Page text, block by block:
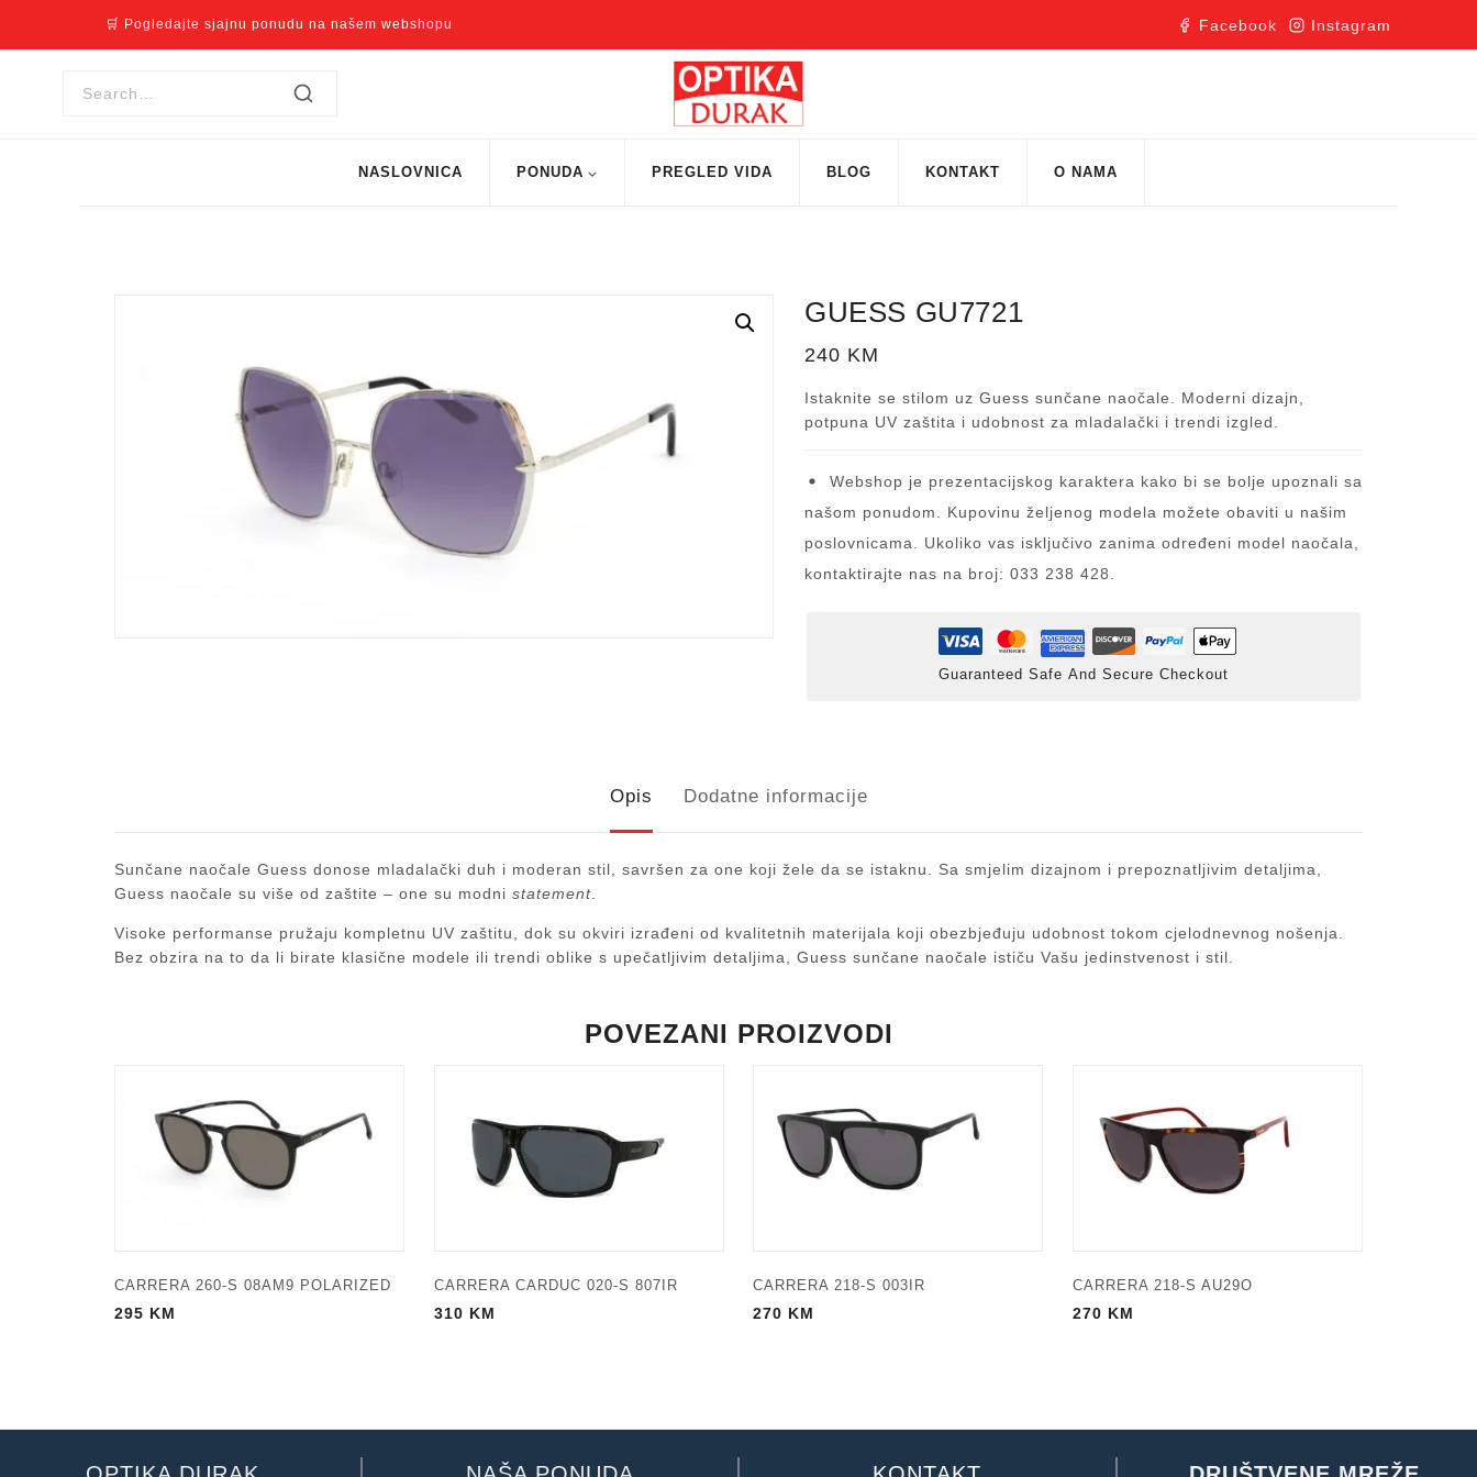
🛒 Pogledajte sjajnu ponudu na našem webshopu Facebook Instagram
NASLOVNICA PONUDA PREGLED VIDA BLOG KONTAKT O NAMA
GUESS GU7721
240 KM
Istaknite se stilom uz Guess sunčane naočale. Moderni dizajn,
potpuna UV zaštita i udobnost za mladalački i trendi izgled.
Webshop je prezentacijskog karaktera kako bi se bolje upoznali sa
našom ponudom. Kupovinu željenog modela možete obaviti u našim
poslovnicama. Ukoliko vas isključivo zanima određeni model naočala,
kontaktirajte nas na broj: 033 238 428.
Guaranteed Safe And Secure Checkout
Opis Dodatne informacije
Sunčane naočale Guess donose mladalački duh i moderan stil, savršen za one koji žele da se istaknu. Sa smjelim dizajnom i prepoznatljivim detaljima,
Guess naočale su više od zaštite – one su modni statement.
Visoke performanse pružaju kompletnu UV zaštitu, dok su okviri izrađeni od kvalitetnih materijala koji obezbjeđuju udobnost tokom cjelodnevnog nošenja.
Bez obzira na to da li birate klasične modele ili trendi oblike s upečatljivim detaljima, Guess sunčane naočale ističu Vašu jedinstvenost i stil.
POVEZANI PROIZVODI
CARRERA 260-S 08AM9 POLARIZED
295 KM
CARRERA CARDUC 020-S 807IR
310 KM
CARRERA 218-S 003IR
270 KM
CARRERA 218-S AU29O
270 KM